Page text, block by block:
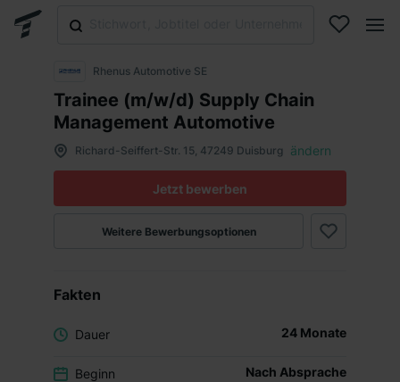
Rhenus Automotive SE
Trainee (m/w/d) Supply Chain
Management Automotive
Richard-Seiffert-Str. 15, 47249 Duisburg ändern
Jetzt bewerben
Weitere Bewerbungsoptionen
Fakten
Dauer 24 Monate
Beginn Nach Absprache